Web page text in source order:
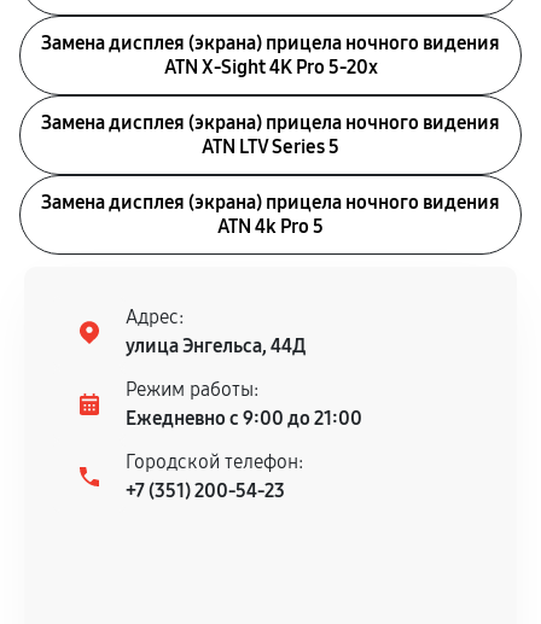
Замена дисплея (экрана) прицела ночного видения
ATN X-Sight 4K Pro 5-20x
Замена дисплея (экрана) прицела ночного видения
ATN LTV Series 5
Замена дисплея (экрана) прицела ночного видения
ATN 4k Pro 5
Адрес:
улица Энгельса, 44Д
Режим работы:
Ежедневно с 9:00 до 21:00
Городской телефон:
+7 (351) 200-54-23